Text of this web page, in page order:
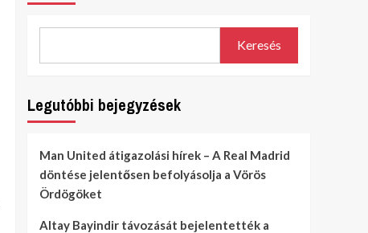
Keresés
Legutóbbi bejegyzések
Man United átigazolási hírek – A Real Madrid
döntése jelentősen befolyásolja a Vörös
Ördögöket
Altay Bayindir távozását bejelentették a